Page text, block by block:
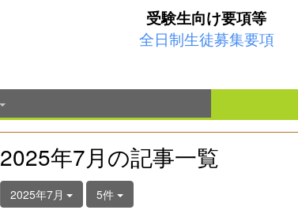
受験生向け要項等
全日制生徒募集要項
2025年7月の記事一覧
2025年7月 5件